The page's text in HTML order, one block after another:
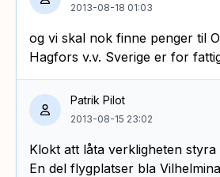
2013-08-18 01:03
og vi skal nok finne penger til
Hagfors v.v. Sverige er for
Patrik Pilot
2013-08-15 23:02
Klokt att låta verkligheten styra
En del flygplatser bla